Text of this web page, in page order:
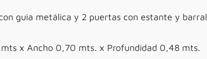
guia metálica y 2 puertas con estante y barral
x Ancho 0,70 mts. x Profundidad 0,48 mts.